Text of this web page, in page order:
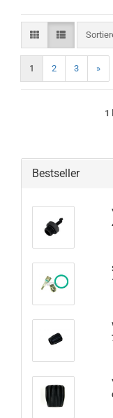
1 2 3 »
1
Bestseller